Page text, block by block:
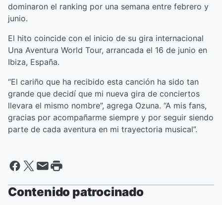
dominaron el ranking por una semana entre febrero y
junio.
El hito coincide con el inicio de su gira internacional
Una Aventura World Tour, arrancada el 16 de junio en
Ibiza, España.
“El cariño que ha recibido esta canción ha sido tan
grande que decidí que mi nueva gira de conciertos
llevara el mismo nombre”, agrega Ozuna. “A mis fans,
gracias por acompañarme siempre y por seguir siendo
parte de cada aventura en mi trayectoria musical”.
Contenido patrocinado